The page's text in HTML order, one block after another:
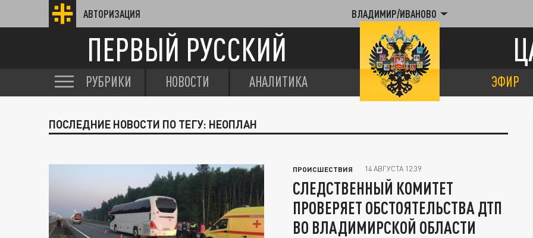
АВТОРИЗАЦИЯ ВЛАДИМИР/ИВАНОВО
ПЕРВЫЙ РУССКИЙ
РУБРИКИ НОВОСТИ АНАЛИТИКА ЭФИР
ПОСЛЕДНИЕ НОВОСТИ ПО ТЕГУ: НЕОПЛАН
ПРОИСШЕСТВИЯ 14 АВГУСТА 12:39
СЛЕДСТВЕННЫЙ КОМИТЕТ
ПРОВЕРЯЕТ ОБСТОЯТЕЛЬСТВА ДТП
ВО ВЛАДИМИРСКОЙ ОБЛАСТИ